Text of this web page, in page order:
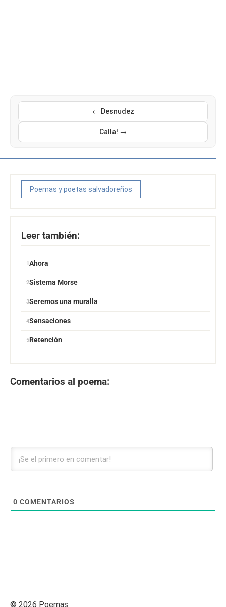
← Desnudez
Calla! →
Poemas y poetas salvadoreños
Leer también:
Ahora
Sistema Morse
Seremos una muralla
Sensaciones
Retención
Comentarios al poema:
0 COMENTARIOS
© 2026 Poemas